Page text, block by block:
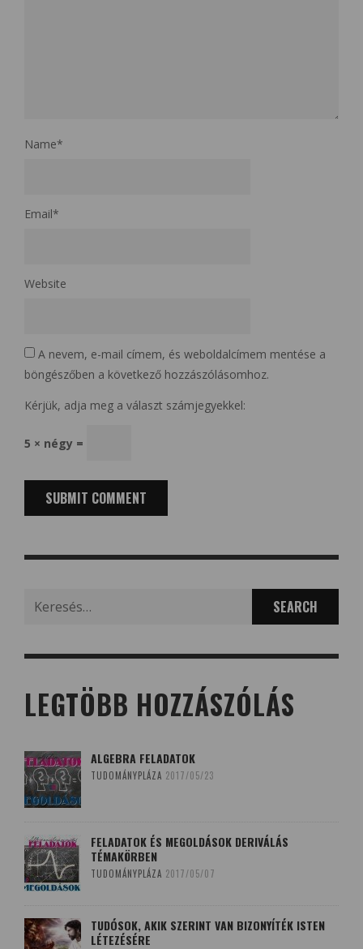
Name*
Email*
Website
A nevem, e-mail címem, és weboldalcímem mentése a
böngészőben a következő hozzászólásomhoz.
Kérjük, adja meg a választ számjegyekkel:
5 × négy =
for:
LEGTÖBB HOZZÁSZÓLÁS
ALGEBRA FELADATOK
TUDOMÁNYPLÁZA 2017/05/23
FELADATOK ÉS MEGOLDÁSOK DERIVÁLÁS
TÉMAKÖRBEN
TUDOMÁNYPLÁZA 2017/05/07
TUDÓSOK, AKIK SZERINT VAN BIZONYÍTÉK ISTEN
LÉTEZÉSÉRE